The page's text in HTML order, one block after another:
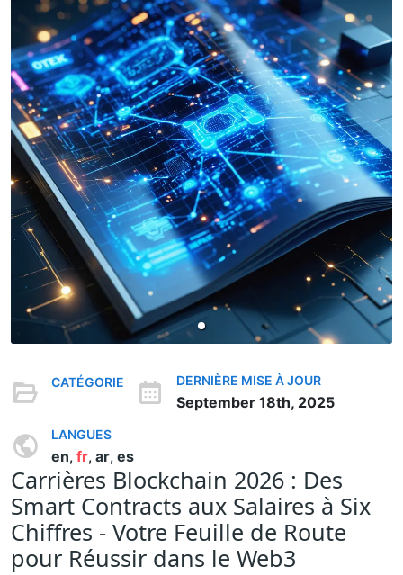
CATÉGORIE DERNIÈRE MISE À JOUR
September 18th, 2025
LANGUES
en, fr, ar, es
Carrières Blockchain 2026 : Des
Smart Contracts aux Salaires à Six
Chiffres - Votre Feuille de Route
pour Réussir dans le Web3